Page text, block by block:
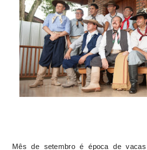
Mês de setembro é época de